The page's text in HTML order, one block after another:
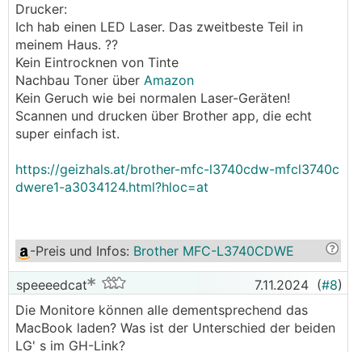
Drucker:
Ich hab einen LED Laser. Das zweitbeste Teil in
meinem Haus. ??
Kein Eintrocknen von Tinte
Nachbau Toner über Amazon
Kein Geruch wie bei normalen Laser-Geräten!
Scannen und drucken über Brother app, die echt
super einfach ist.
https://geizhals.at/brother-mfc-l3740cdw-mfcl3740c
dwere1-a3034124.html?hloc=at
-Preis und Infos: Brother MFC-L3740CDWE
speeeedcat 7.11.2024 (#8)
Die Monitore können alle dementsprechend das
MacBook laden? Was ist der Unterschied der beiden
LG' s im GH-Link?